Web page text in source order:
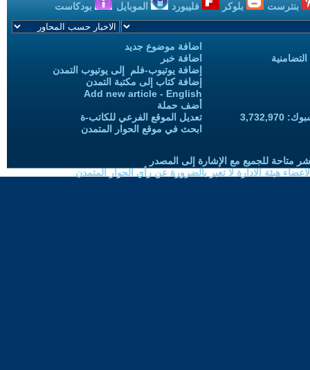
بنترست بلوكر فليبورد الموبايل بودكاست
اضافة موضوع جديد
اضافة خبر
إضافة يوتيوب-فلم إلى يوتيوب التمدن
إضافة كتاب إلى مكتبة التمدن
Add new article - English
أضف حملة
تعديل الموقع الفرعي للكاتب-ة
ابحث في موقع الحوار المتمدن
متاحة للجميع مع الإشارة إلى المصدر
هيئة الادارة لا تعبر بالضرورة عن رأي الحوار المتمدن